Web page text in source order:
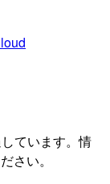
ています。情
さい。